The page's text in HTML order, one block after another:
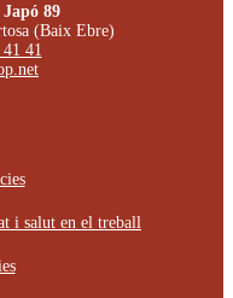
89
(Baix Ebre)
41
i salut en el treball